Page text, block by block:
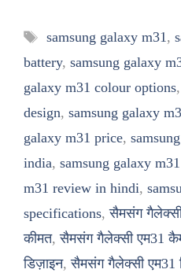
Tags
samsung galaxy m31,
battery, samsung galaxy
galaxy m31 colour options,
design, samsung galaxy
galaxy m31 price,
india, samsung galaxy
m31 review in hindi,
specifications,सैमसंग
कीमत,सैमसंग गैलेक्सी एम31
डिज़ाइन,सैमसंग गैलेक्सी एम31